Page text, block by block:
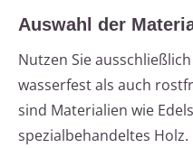
Auswahl der
Nutzen Sie
wasserfest als auch
sind Materialien wie
spezialbehandeltes